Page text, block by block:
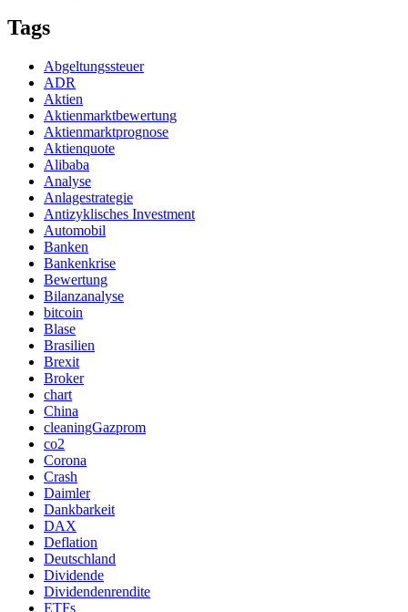
Tags
Abgeltungssteuer
ADR
Aktien
Aktienmarktbewertung
Aktienmarktprognose
Aktienquote
Alibaba
Analyse
Anlagestrategie
Antizyklisches Investment
Automobil
Banken
Bankenkrise
Bewertung
Bilanzanalyse
bitcoin
Blase
Brasilien
Brexit
Broker
chart
China
cleaningGazprom
co2
Corona
Crash
Daimler
Dankbarkeit
DAX
Deflation
Deutschland
Dividende
Dividendenrendite
ETFs